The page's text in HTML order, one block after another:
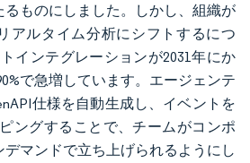
ものにしました。しかし、組織が
アルタイム分析にシフトするにつ
インテグレーションが2031年にか
で急増しています。エージェンテ
仕様を自動生成し、イベントを
ングすることで、チームがコンポ
マンドで立ち上げられるようにし